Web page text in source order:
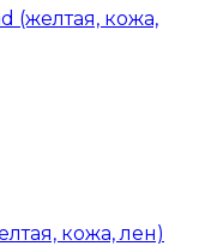
кожа, лен)